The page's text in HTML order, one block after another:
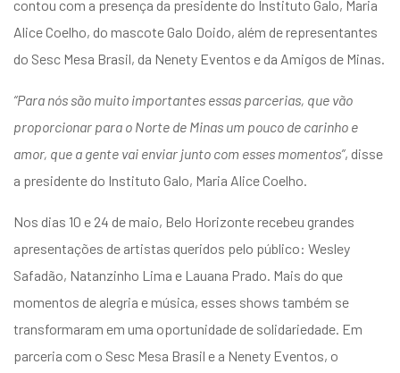
contou com a presença da presidente do Instituto Galo, Maria
Alice Coelho, do mascote Galo Doido, além de representantes
do Sesc Mesa Brasil, da Nenety Eventos e da Amigos de Minas.
“Para nós são muito importantes essas parcerias, que vão
proporcionar para o Norte de Minas um pouco de carinho e
amor, que a gente vai enviar junto com esses momentos”, disse
a presidente do Instituto Galo, Maria Alice Coelho.
Nos dias 10 e 24 de maio, Belo Horizonte recebeu grandes
apresentações de artistas queridos pelo público: Wesley
Safadão, Natanzinho Lima e Lauana Prado. Mais do que
momentos de alegria e música, esses shows também se
transformaram em uma oportunidade de solidariedade. Em
parceria com o Sesc Mesa Brasil e a Nenety Eventos, o